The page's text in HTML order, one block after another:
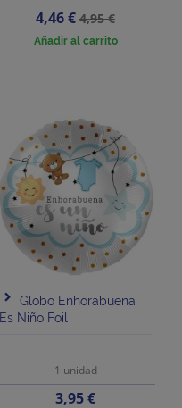
Precio
4,46 €Precio
base
4,95 €
Añadir al carrito
Globo Enhorabuena
Es Niño Foil
1 unidad
Precio
3,95 €